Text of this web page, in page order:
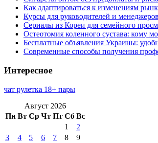
Как адаптироваться к изменениям
Курсы для руководителей и менеджеров
Сериалы из Кореи для семейного
Остеотомия коленного сустава: кому
Бесплатные объявления Украины:
Современные способы получения
Интересное
чат рулетка 18+ пары
Август 2026
Пн Вт Ср Чт Пт Сб Вс
1
2
3
4 5 6 7 8
9